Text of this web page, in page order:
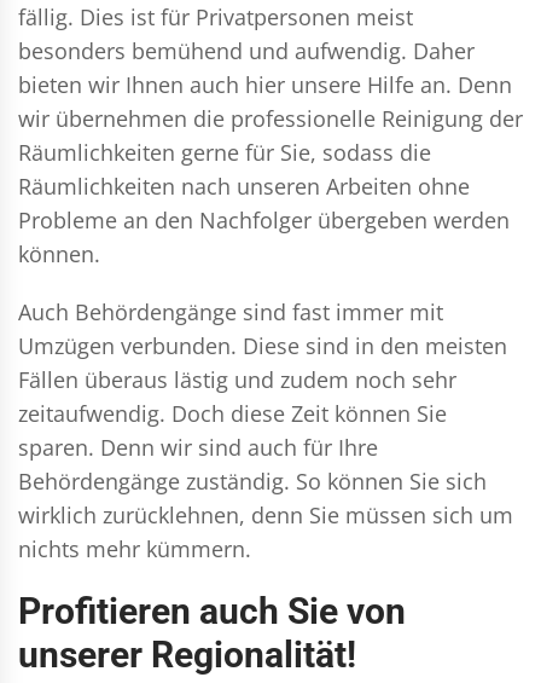
fällig. Dies ist für Privatpersonen meist
besonders bemühend und aufwendig. Daher
bieten wir Ihnen auch hier unsere Hilfe an. Denn
wir übernehmen die professionelle Reinigung der
Räumlichkeiten gerne für Sie, sodass die
Räumlichkeiten nach unseren Arbeiten ohne
Probleme an den Nachfolger übergeben werden
können.
Auch Behördengänge sind fast immer mit
Umzügen verbunden. Diese sind in den meisten
Fällen überaus lästig und zudem noch sehr
zeitaufwendig. Doch diese Zeit können Sie
sparen. Denn wir sind auch für Ihre
Behördengänge zuständig. So können Sie sich
wirklich zurücklehnen, denn Sie müssen sich um
nichts mehr kümmern.
Profitieren auch Sie von
unserer Regionalität!